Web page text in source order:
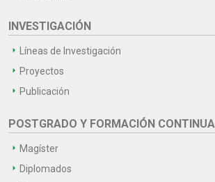
INVESTIGACIÓN
Líneas de Investigación
Proyectos
Publicación
POSTGRADO Y FORMACIÓN CONTINUA
Magíster
Diplomados